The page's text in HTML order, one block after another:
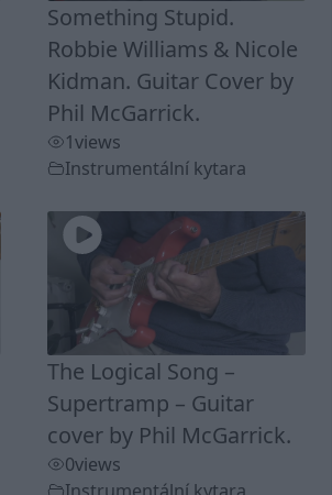
Something Stupid.
Robbie Williams & Nicole
Kidman. Guitar Cover by
Phil McGarrick.
1views
Instrumentální kytara
The Logical Song –
Supertramp – Guitar
cover by Phil McGarrick.
0views